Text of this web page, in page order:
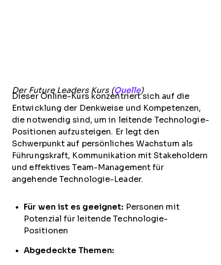
Der Future Leaders Kurs (Quelle)
Dieser Online-Kurs konzentriert sich auf die
Entwicklung der Denkweise und Kompetenzen,
die notwendig sind, um in leitende Technologie-
Positionen aufzusteigen. Er legt den
Schwerpunkt auf persönliches Wachstum als
Führungskraft, Kommunikation mit Stakeholdern
und effektives Team-Management für
angehende Technologie-Leader.
Für wen ist es geeignet: Personen mit
Potenzial für leitende Technologie-
Positionen
Abgedeckte Themen: